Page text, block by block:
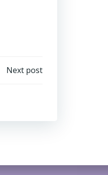
Next post